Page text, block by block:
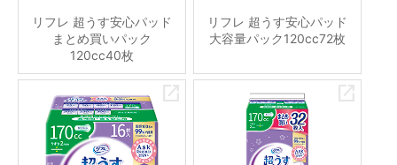
リフレ 超うす安心パッド
まとめ買いパック
120cc40枚
リフレ 超うす安心パッド
大容量パック120cc72枚